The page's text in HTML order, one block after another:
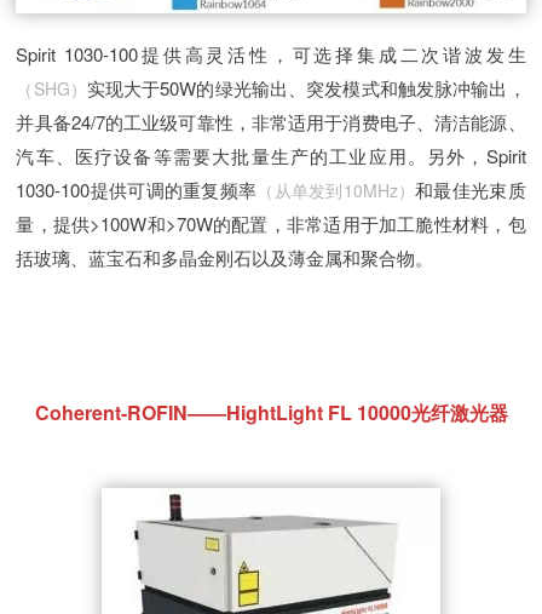
Spirit 1030-100提供高灵活性，可选择集成二次谐波发生
（SHG） 实现大于50W的绿光输出、突发模式和触发脉冲输出，
并具备24/7的工业级可靠性，非常适用于消费电子、清洁能源、
汽车、医疗设备等需要大批量生产的工业应用。另外，Spirit
1030-100提供可调的重复频率 （从单发到10MHz）和最佳光束质
量，提供>100W和>70W的配置，非常适用于加工脆性材料，包
括玻璃、蓝宝石和多晶金刚石以及薄金属和聚合物。
Coherent-ROFIN——HightLight FL 10000光纤激光器